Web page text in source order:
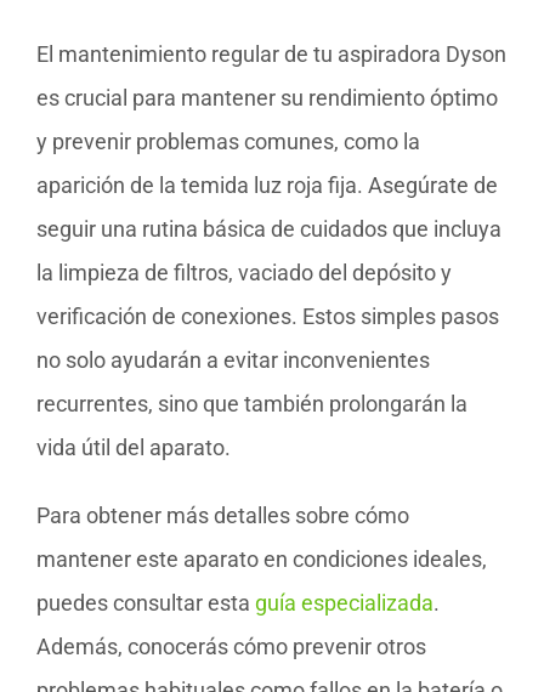
El mantenimiento regular de tu aspiradora Dyson
es crucial para mantener su rendimiento óptimo
y prevenir problemas comunes, como la
aparición de la temida luz roja fija. Asegúrate de
seguir una rutina básica de cuidados que incluya
la limpieza de filtros, vaciado del depósito y
verificación de conexiones. Estos simples pasos
no solo ayudarán a evitar inconvenientes
recurrentes, sino que también prolongarán la
vida útil del aparato.
Para obtener más detalles sobre cómo
mantener este aparato en condiciones ideales,
puedes consultar esta guía especializada.
Además, conocerás cómo prevenir otros